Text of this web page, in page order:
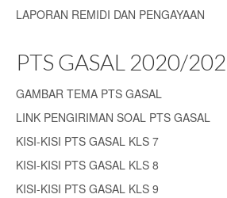
LAPORAN REMIDI DAN PENGAYAAN
PTS GASAL 2020/
GAMBAR TEMA PTS GASAL
LINK PENGIRIMAN SOAL PTS GASAL
KISI-KISI PTS GASAL KLS 7
KISI-KISI PTS GASAL KLS 8
KISI-KISI PTS GASAL KLS 9